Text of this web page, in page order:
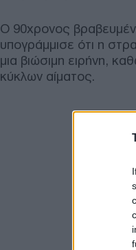
Ο 90χρονος
υπογράμμισε ότι η
μια βιώσιμη ειρήνη,
κύκλων αίματος.